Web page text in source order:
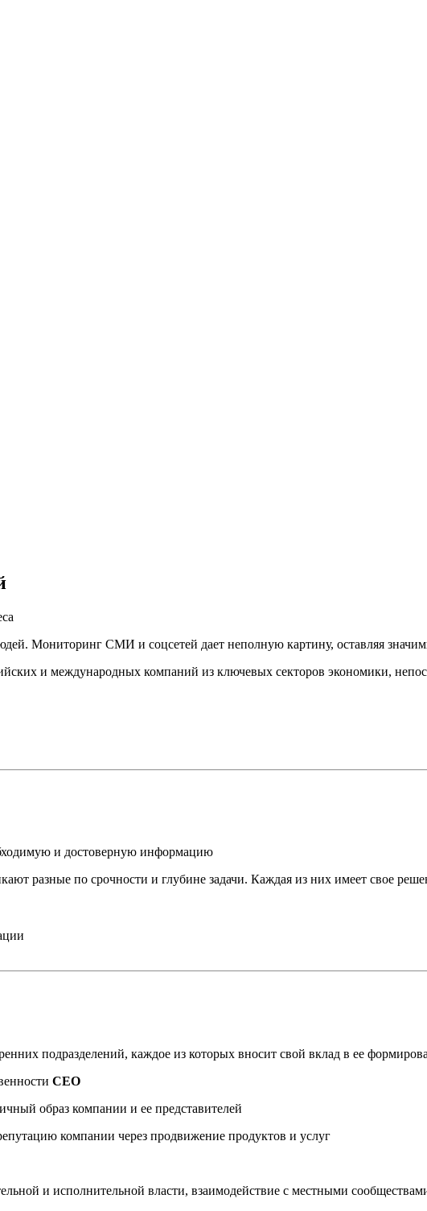
Мониторинг СМИ и соцсетей дает неполную картину, оставляя
и международных компаний из ключевых секторов экономики,
и достоверную информацию
разные по срочности и глубине задачи. Каждая из них имеет свое
подразделений, каждое из которых вносит свой вклад в ее
CEO
образ компании и ее представителей
компании через продвижение продуктов и услуг
и исполнительной власти, взаимодействие с местными